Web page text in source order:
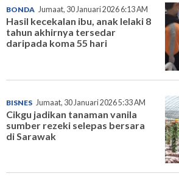
BONDA Jumaat, 30 Januari 2026 6:13 AM
Hasil kecekalan ibu, anak lelaki 8
tahun akhirnya tersedar
daripada koma 55 hari
BISNES Jumaat, 30 Januari 2026 5:33 AM
Cikgu jadikan tanaman vanila
sumber rezeki selepas bersara
di Sarawak